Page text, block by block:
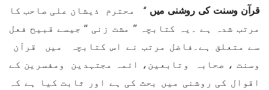
قرآن وسنت کی روشنی میں ‘‘ محترم ذیشان علی صاحب کا
مرتب شدہ ہے ۔یہ کتابچہ ’’ مشت زنی ‘‘ جیسے قبیح فعل
سے متعلق ہے۔فاضل مرتب نے اس کتابچہ میں قرآن
وسنت ، صحابہ وتابعین، ائمہ مجتہدین ومفسرین کے
اقوال کی روشنی میں بحث کی ہے اور ثابت کیا ہے کہ